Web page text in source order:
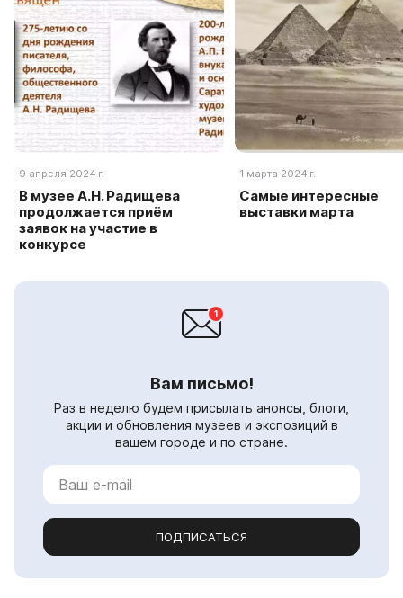
9 апреля 2024 г.
В музее А.Н. Радищева
продолжается приём
заявок на участие в
конкурсе
1 марта 2024 г.
Самые интересные
выставки марта
Вам письмо!
Раз в неделю будем присылать анонсы, блоги,
акции и обновления музеев и экспозиций в
вашем городе и по стране.
ПОДПИСАТЬСЯ